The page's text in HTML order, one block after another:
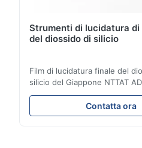
Strumenti di lucidatura
del diossido di silicio
Film di lucidatura finale del
silicio del Giappone NTTAT
Modello: ADS-127 Luogo
Giappone Dettaglio rapido
Uguale-spruzzate su
Contatta ora